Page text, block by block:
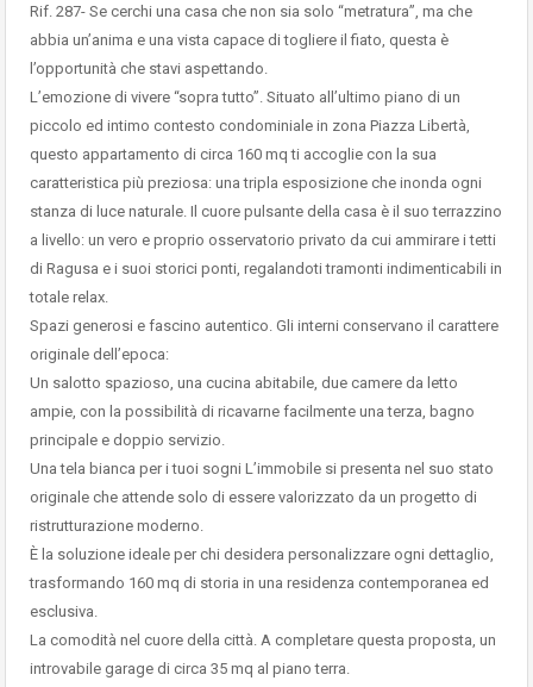
Rif. 287- Se cerchi una casa che non sia solo “metratura”, ma che
abbia un’anima e una vista capace di togliere il fiato, questa è
l’opportunità che stavi aspettando.
L’emozione di vivere “sopra tutto”. Situato all’ultimo piano di un
piccolo ed intimo contesto condominiale in zona Piazza Libertà,
questo appartamento di circa 160 mq ti accoglie con la sua
caratteristica più preziosa: una tripla esposizione che inonda ogni
stanza di luce naturale. Il cuore pulsante della casa è il suo terrazzino
a livello: un vero e proprio osservatorio privato da cui ammirare i tetti
di Ragusa e i suoi storici ponti, regalandoti tramonti indimenticabili in
totale relax.
Spazi generosi e fascino autentico. Gli interni conservano il carattere
originale dell’epoca:
Un salotto spazioso, una cucina abitabile, due camere da letto
ampie, con la possibilità di ricavarne facilmente una terza, bagno
principale e doppio servizio.
Una tela bianca per i tuoi sogni L’immobile si presenta nel suo stato
originale che attende solo di essere valorizzato da un progetto di
ristrutturazione moderno.
È la soluzione ideale per chi desidera personalizzare ogni dettaglio,
trasformando 160 mq di storia in una residenza contemporanea ed
esclusiva.
La comodità nel cuore della città. A completare questa proposta, un
introvabile garage di circa 35 mq al piano terra.